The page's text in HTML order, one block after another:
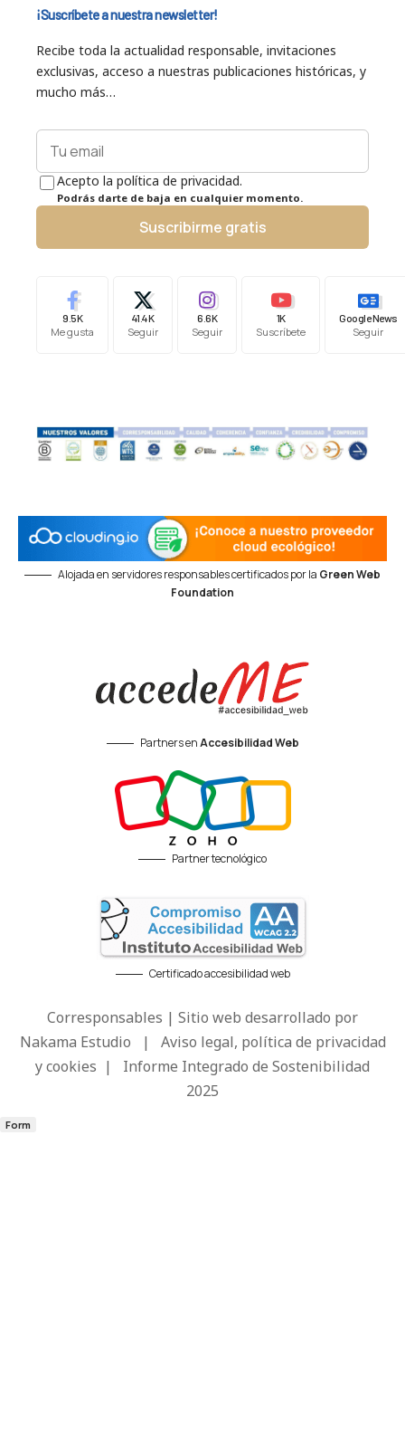
¡Suscríbete a nuestra newsletter!
Recibe toda la actualidad responsable, invitaciones
exclusivas, acceso a nuestras publicaciones históricas, y
mucho más…
Acepto la política de privacidad.
Podrás darte de baja en cualquier momento.
Suscribirme gratis
9.5K
Me gusta
41.4K
Seguir
6.6K
Seguir
1K
Suscríbete
Google News
Seguir
Alojada en servidores responsables certificados por la Green Web
Foundation
Partners enAccesibilidad Web
Partner tecnológico
Certificado accesibilidad web
Corresponsables | Sitio web desarrollado por
Nakama Estudio | Aviso legal, política de privacidad
y cookies | Informe Integrado de Sostenibilidad
2025
Form